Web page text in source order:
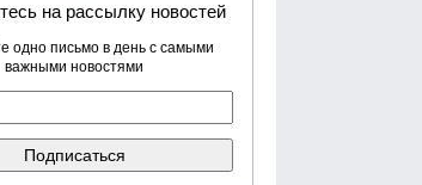
на рассылку новостей
одно письмо в день с самыми
важными новостями